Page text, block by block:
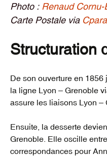
Photo : Renaud Cornu-
Carte Postale via
Structuration
De son ouverture en 1856
la ligne Lyon – Grenoble
assure les liaisons Lyon –
Ensuite, la desserte
Grenoble. Elle oscille
correspondances pour